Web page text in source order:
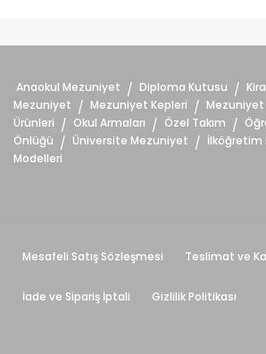
Anaokul Mezuniyet / Diploma Kutusu /
Mezuniyet / Mezuniyet Kepleri / Mezuniyet
Ürünleri / Okul Armaları / Özel Takım /
Önlüğü / Üniversite Mezuniyet / İlköğretim
Modelleri
Mesafeli Satış Sözleşmesi Teslimat ve
İade ve Sipariş İptali Gizlilik Politikası